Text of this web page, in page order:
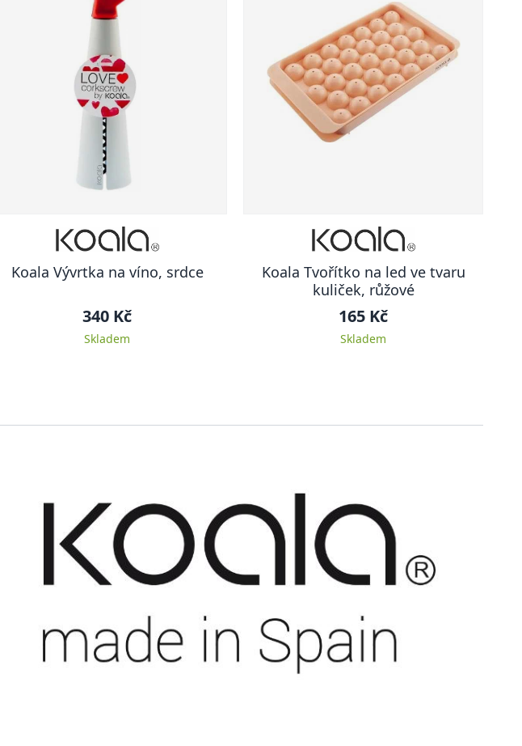
Koala Vývrtka na víno, srdce
340 Kč
Skladem
Koala Tvořítko na led ve tvaru
kuliček, růžové
165 Kč
Skladem